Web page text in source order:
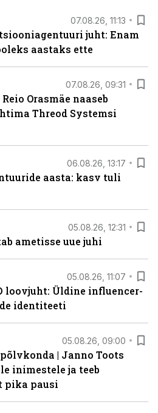
07.08.26, 11:13
juht: Enam
aastaks ette
07.08.26, 09:31
Orasmäe naaseb
Threod Systemsi
06.08.26, 13:17
aasta: kasv tuli
05.08.26, 12:31
ametisse uue juhi
05.08.26, 11:07
loovjuht: Üldine influencer-
identiteeti
05.08.26, 09:00
| Janno Toots
inimestele ja teeb
pika pausi